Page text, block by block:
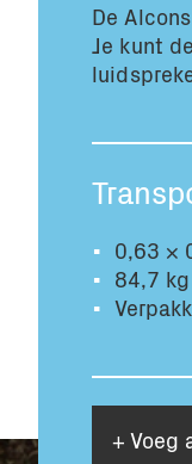
De
Je kunt
0,63 ×
84,7 kg
+ Voeg